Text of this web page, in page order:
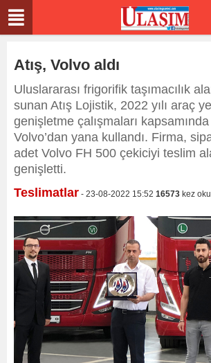
Atış, Volvo aldı
Uluslararası frigorifik taşımacılık
sunan Atış Lojistik, 2022 yılı araç
genişletme çalışmaları
Volvo’dan yana kullandı. Firma,
adet Volvo FH 500 çekiciyi teslim
genişletti.
Teslimatlar - 23-08-2022 15:52 16573 kez